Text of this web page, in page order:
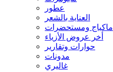
عطور
العناية بالشعر
ماكياج ومستحضرات
أخر عروض الأزياء
حوارات وتقارير
مدونات
غاليري